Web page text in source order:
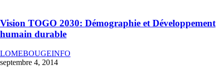
Vision TOGO 2030: Démographie et Développement
humain durable
LOMEBOUGEINFO
septembre 4, 2014